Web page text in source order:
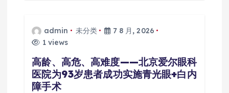
admin 未分类
7 8 月, 2026
1 views
高龄、高危、高难度——北京爱尔眼科
医院为93岁患者成功实施青光眼+白内
障手术